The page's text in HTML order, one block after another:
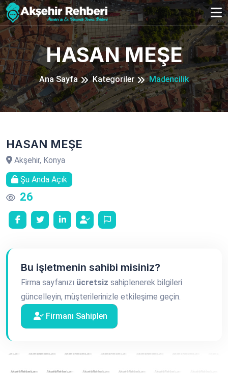
HASAN MEŞE
Ana Sayfa Kategoriler Madencilik
HASAN MEŞE
Akşehir, Konya
Şu Anda Açık
26
Bu işletmenin sahibi misiniz?
Firma sayfanızı ücretsiz sahiplenerek bilgileri
güncelleyin, müşterilerinizle etkileşime geçin.
Firmanı Sahiplen